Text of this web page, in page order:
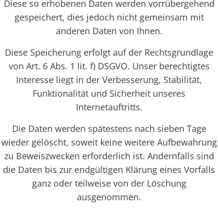
Diese so erhobenen Daten werden vorrübergehend
gespeichert, dies jedoch nicht gemeinsam mit
anderen Daten von Ihnen.
Diese Speicherung erfolgt auf der Rechtsgrundlage
von Art. 6 Abs. 1 lit. f) DSGVO. Unser berechtigtes
Interesse liegt in der Verbesserung, Stabilität,
Funktionalität und Sicherheit unseres
Internetauftritts.
Die Daten werden spätestens nach sieben Tage
wieder gelöscht, soweit keine weitere Aufbewahrung
zu Beweiszwecken erforderlich ist. Andernfalls sind
die Daten bis zur endgültigen Klärung eines Vorfalls
ganz oder teilweise von der Löschung
ausgenommen.